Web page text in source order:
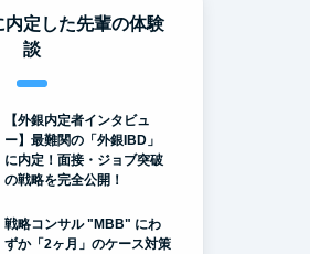
内定した先輩の体験
談
【外銀内定者インタビュ
ー】最難関の「外銀IBD」
に内定！面接・ジョブ突破
の戦略を完全公開！
戦略コンサル "MBB" にわ
ずか「2ヶ月」のケース対策